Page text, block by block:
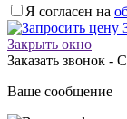
Я согласен на
Закрыть окно
Заказать звонок -
Ваше сообщение